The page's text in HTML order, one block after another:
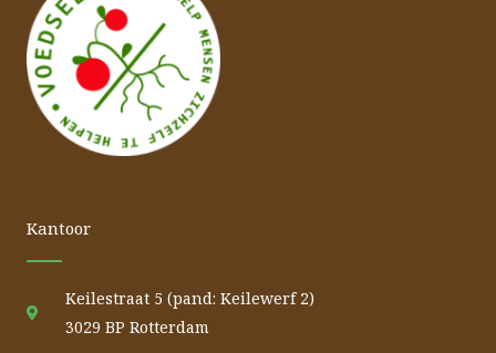
Kantoor
Keilestraat 5 (pand: Keilewerf 2)
3029 BP Rotterdam